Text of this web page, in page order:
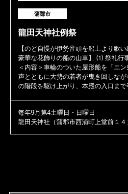
蒲郡市
龍田天神社例祭
【のど自慢が伊勢音頭を船上より歌
豪華な花飾りの船の山車】 ⑴ 祭礼行
＜内容＞車輪のついた屋形船を「エ
声とともに大勢の若者が曳き回しな
の階段を駆け上がり、本殿の入口まで
毎年9月第4土曜日・日曜日
龍田天神社（蒲郡市西浦町上堂前１４